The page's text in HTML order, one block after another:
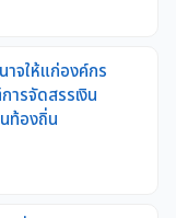
าจให้แก่องค์กร
รจัดสรรเงิน
ท้องถิ่น